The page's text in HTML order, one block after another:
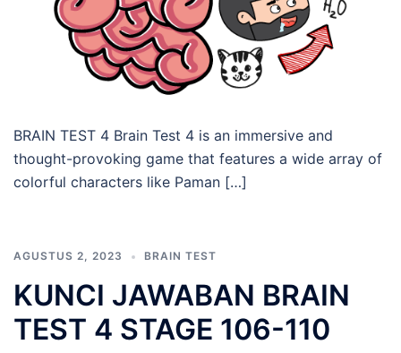
BRAIN TEST 4 Brain Test 4 is an immersive and
thought-provoking game that features a wide array of
colorful characters like Paman […]
AGUSTUS 2, 2023 BRAIN TEST
KUNCI JAWABAN BRAIN
TEST 4 STAGE 106-110